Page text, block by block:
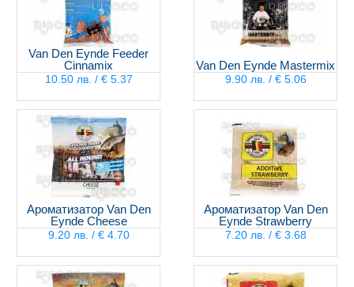
Van Den Eynde Feeder
Cinnamix
10.50 лв. / € 5.37
Van Den Eynde Mastermix
9.90 лв. / € 5.06
Ароматизатор Van Den
Eynde Cheese
9.20 лв. / € 4.70
Ароматизатор Van Den
Eynde Strawberry
7.20 лв. / € 3.68